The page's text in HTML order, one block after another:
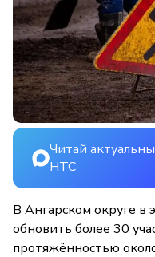
Читай
НТС
В Ангарском округе в
обновить более 30
протяжённостью